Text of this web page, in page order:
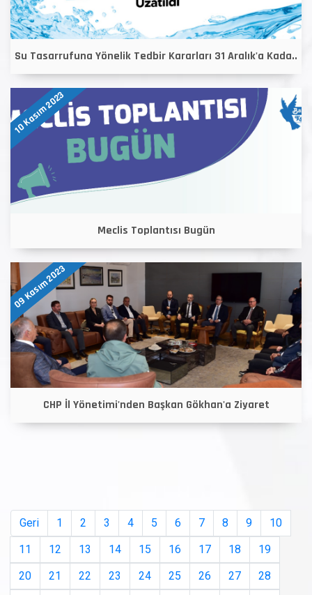
Su Tasarrufuna Yönelik Tedbir Kararları 31 Aralık'a Kada..
10 Kasım 2023
Meclis Toplantısı Bugün
09 Kasım 2023
CHP İl Yönetimi'nden Başkan Gökhan'a Ziyaret
Geri 1 2 3 4 5 6 7 8 9
10
11
12 13 14 15 16 17 18
19
20
21 22 23 24 25 26 27
28